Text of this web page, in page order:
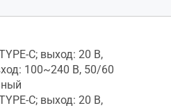
C; выход: 20 В,
100~240 В, 50/60
C; выход: 20 В,